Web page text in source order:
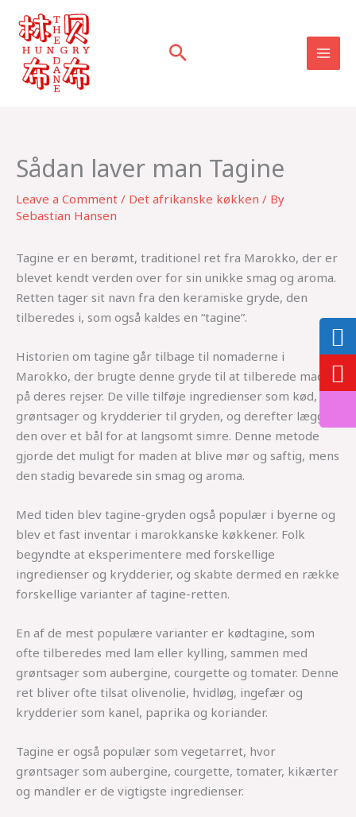
content
Sådan laver man Tagine
Leave a Comment / Det afrikanske køkken / By
Sebastian Hansen
Tagine er en berømt, traditionel ret fra Marokko, der er
blevet kendt verden over for sin unikke smag og aroma.
Retten tager sit navn fra den keramiske gryde, den
tilberedes i, som også kaldes en “tagine”.
Historien om tagine går tilbage til nomaderne i
Marokko, der brugte denne gryde til at tilberede mad
på deres rejser. De ville tilføje ingredienser som kød,
grøntsager og krydderier til gryden, og derefter lægge
den over et bål for at langsomt simre. Denne metode
gjorde det muligt for maden at blive mør og saftig, mens
den stadig bevarede sin smag og aroma.
Med tiden blev tagine-gryden også populær i byerne og
blev et fast inventar i marokkanske køkkener. Folk
begyndte at eksperimentere med forskellige
ingredienser og krydderier, og skabte dermed en række
forskellige varianter af tagine-retten.
En af de mest populære varianter er kødtagine, som
ofte tilberedes med lam eller kylling, sammen med
grøntsager som aubergine, courgette og tomater. Denne
ret bliver ofte tilsat olivenolie, hvidløg, ingefær og
krydderier som kanel, paprika og koriander.
Tagine er også populær som vegetarret, hvor
grøntsager som aubergine, courgette, tomater, kikærter
og mandler er de vigtigste ingredienser.